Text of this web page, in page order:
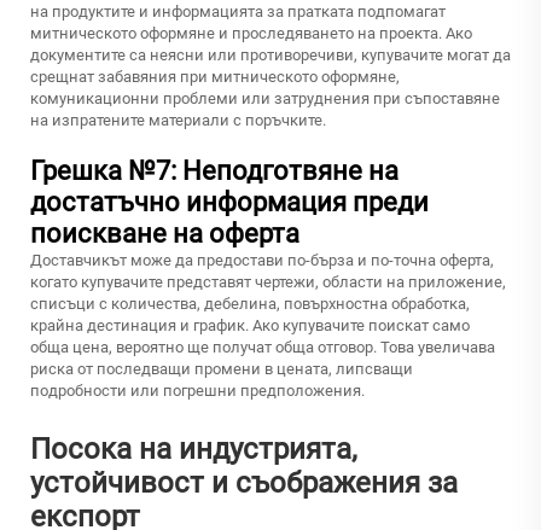
на продуктите и информацията за пратката подпомагат
митническото оформяне и проследяването на проекта. Ако
документите са неясни или противоречиви, купувачите могат да
срещнат забавяния при митническото оформяне,
комуникационни проблеми или затруднения при съпоставяне
на изпратените материали с поръчките.
Грешка №7: Неподготвяне на
достатъчно информация преди
поискване на оферта
Доставчикът може да предостави по-бърза и по-точна оферта,
когато купувачите представят чертежи, области на приложение,
списъци с количества, дебелина, повърхностна обработка,
крайна дестинация и график. Ако купувачите поискат само
обща цена, вероятно ще получат обща отговор. Това увеличава
риска от последващи промени в цената, липсващи
подробности или погрешни предположения.
Посока на индустрията,
устойчивост и съображения за
експорт